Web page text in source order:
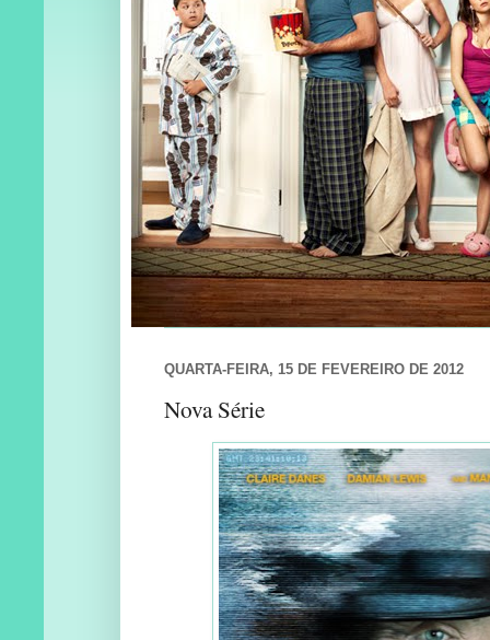
QUARTA-FEIRA, 15 DE FEVEREIRO DE 2012
Nova Série